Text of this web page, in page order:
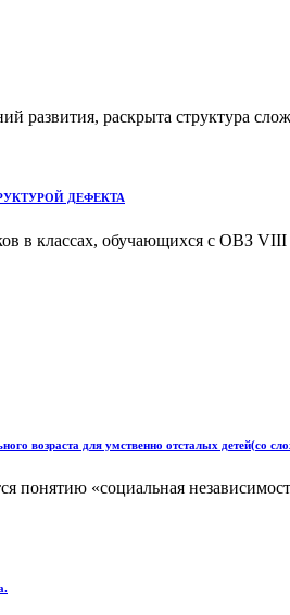
развития, раскрыта структура
ДЕФЕКТА
в классах, обучающихся с ОВЗ
возраста для умственно отсталых детей(со
«социальная